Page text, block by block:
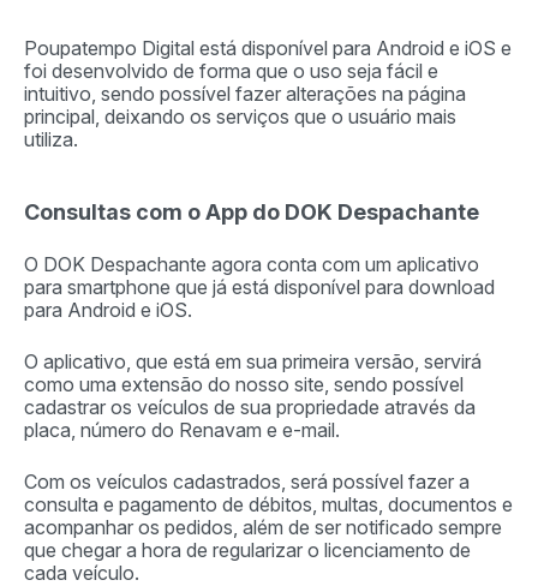
Poupatempo Digital está disponível para Android e iOS e
foi desenvolvido de forma que o uso seja fácil e
intuitivo, sendo possível fazer alterações na página
principal, deixando os serviços que o usuário mais
utiliza.
Consultas com o App do DOK Despachante
O DOK Despachante agora conta com um aplicativo
para smartphone que já está disponível para download
para Android e iOS.
O aplicativo, que está em sua primeira versão, servirá
como uma extensão do nosso site, sendo possível
cadastrar os veículos de sua propriedade através da
placa, número do Renavam e e-mail.
Com os veículos cadastrados, será possível fazer a
consulta e pagamento de débitos, multas, documentos e
acompanhar os pedidos, além de ser notificado sempre
que chegar a hora de regularizar o licenciamento de
cada veículo.